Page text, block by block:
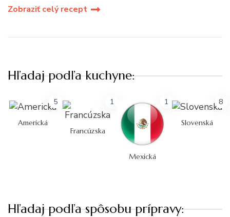
Zobraziť celý recept
Hľadaj podľa kuchyne:
5
Americká
1
Francúzska
1
Mexická
8
Slovenská
Hľadaj podľa spôsobu prípravy: